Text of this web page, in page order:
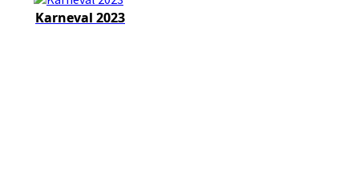
Karneval 2023